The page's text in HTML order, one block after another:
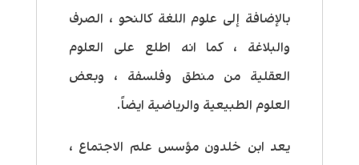
بالإضافة إلى علوم اللغة كالنحو ، الصرف
والبلاغة ، كما انه اطلع على العلوم
العقلية من منطق وفلسفة ، وبعض
العلوم الطبيعية والرياضية ايضاً.
يعد ابن خلدون مؤسس علم الاجتماع ،